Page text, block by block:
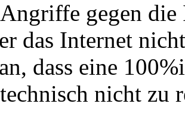
gegen
das Internet
dass eine
nicht zu